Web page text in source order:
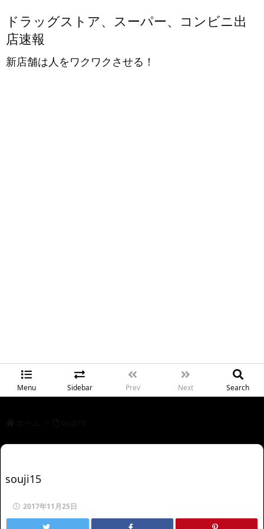
ドラッグストア、スーパー、コンビニ出
店速報
新店舗は人をワクワクさせる！
Menu Sidebar Prev Next Search
souji15
2017年11月25日